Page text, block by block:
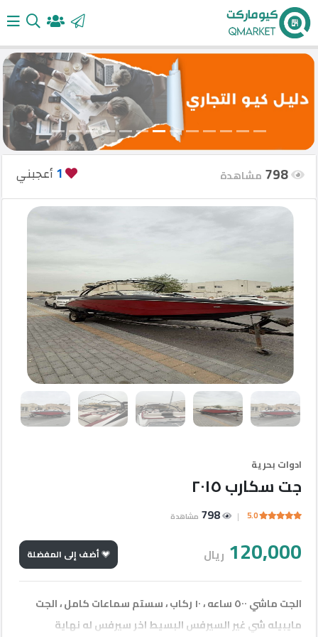
إعلانك
تسجيل
الدخول
إعلانات
مميزة
أحدث
الإعلانات
الأقسام
مطلوب
بنا
798 مشاهدة 1 أعجبني
ادوات بحرية
جت سكارب ٢٠١٥
5.0
798 مشاهدة
120,000 ريال أضف إلى المفضلة
الجت ماشي ٥٠٠ ساعه ، ١٠ ركاب ، سستم سماعات كامل ، الجت
مايبيله شي غير السيرفس البسيط اخر سيرفس له نهاية